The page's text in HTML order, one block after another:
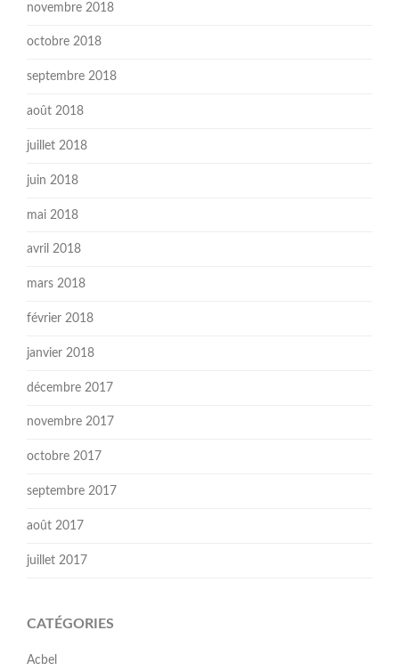
novembre 2018
octobre 2018
septembre 2018
août 2018
juillet 2018
juin 2018
mai 2018
avril 2018
mars 2018
février 2018
janvier 2018
décembre 2017
novembre 2017
octobre 2017
septembre 2017
août 2017
juillet 2017
CATÉGORIES
Acbel